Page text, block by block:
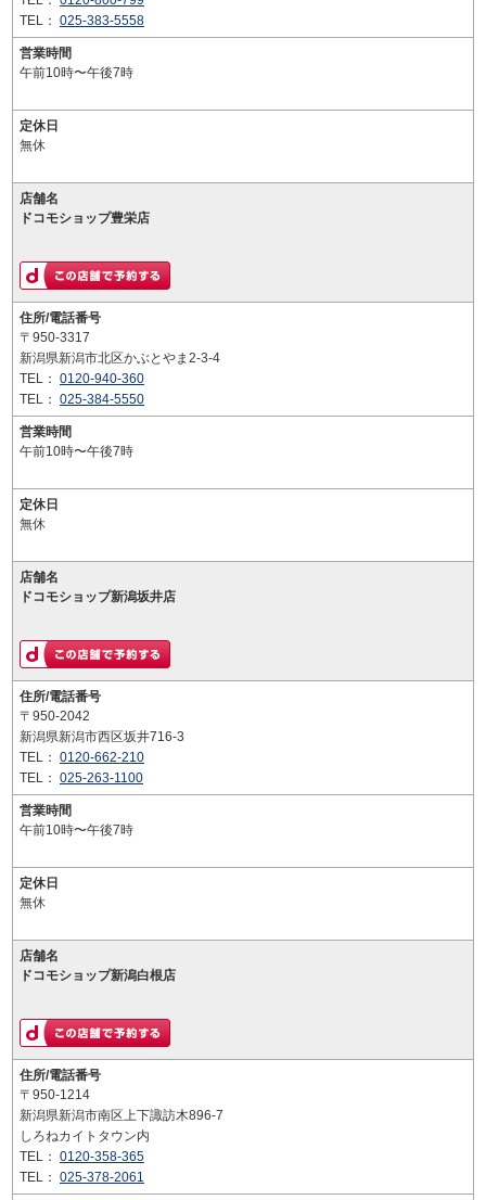
TEL： 025-383-5558
営業時間
午前10時〜午後7時
定休日
無休
店舗名
ドコモショップ豊栄店
住所/電話番号
〒950-3317
新潟県新潟市北区かぶとやま2-3-4
TEL： 0120-940-360
TEL： 025-384-5550
営業時間
午前10時〜午後7時
定休日
無休
店舗名
ドコモショップ新潟坂井店
住所/電話番号
〒950-2042
新潟県新潟市西区坂井716-3
TEL： 0120-662-210
TEL： 025-263-1100
営業時間
午前10時〜午後7時
定休日
無休
店舗名
ドコモショップ新潟白根店
住所/電話番号
〒950-1214
新潟県新潟市南区上下諏訪木896-7
しろねカイトタウン内
TEL： 0120-358-365
TEL： 025-378-2061